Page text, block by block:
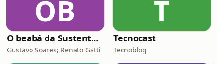
OB
O beabá da Sustentabilidade
Gustavo Soares; Renato Gatti
T
Tecnocast
Tecnoblog